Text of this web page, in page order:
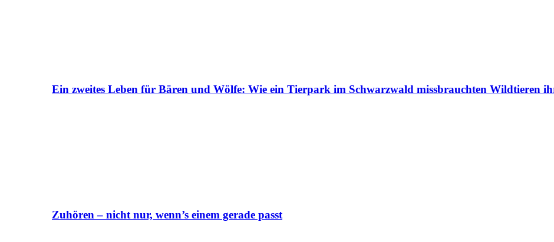
Ein zweites Leben für Bären und Wölfe: Wie ein Tierpark im Schwarzwald missbrauchten Wildtieren
Zuhören – nicht nur, wenn’s einem gerade passt